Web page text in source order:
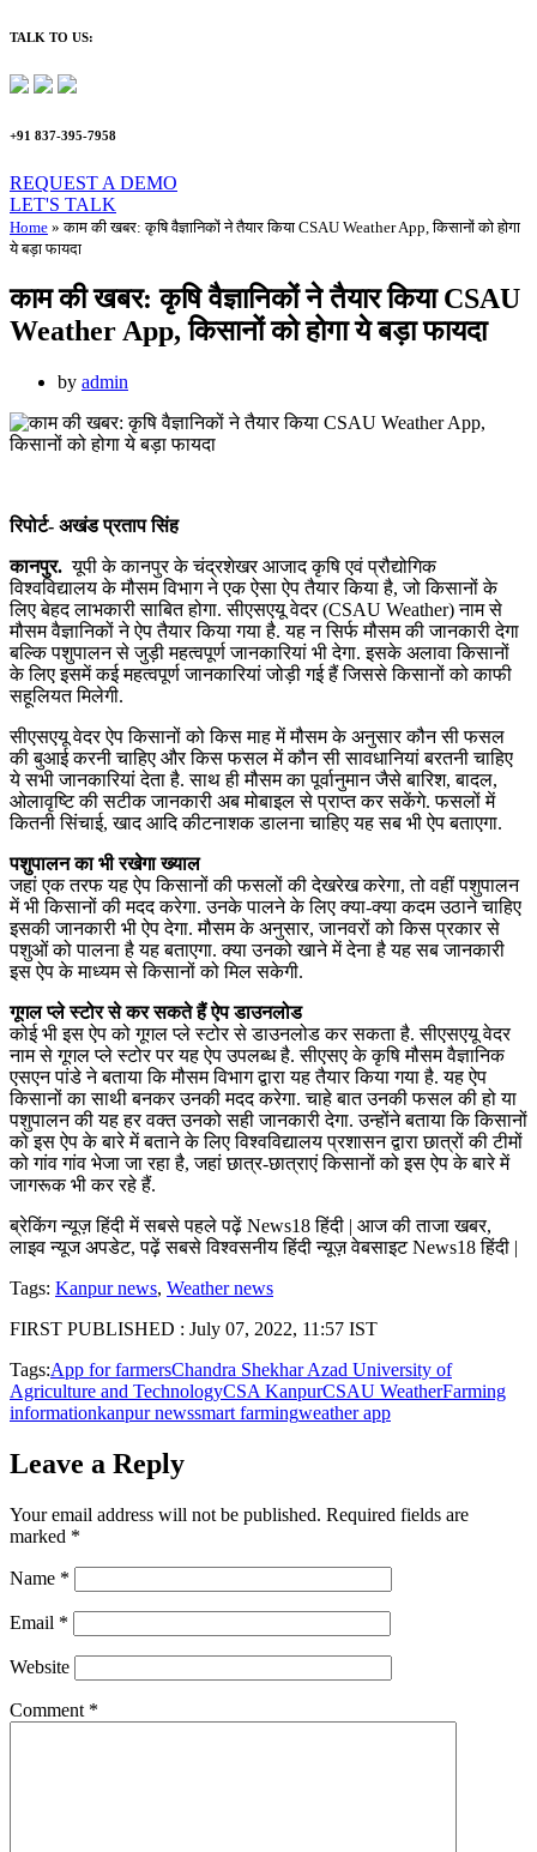
TALK TO US:
+91 837-395-7958
REQUEST A DEMO​
LET'S TALK
Home »काम की खबर: कृषि वैज्ञानिकों ने तैयार किया CSAU Weather App, किसानों को होगा
ये बड़ा फायदा
काम की खबर: कृषि वैज्ञानिकों ने तैयार किया CSAU
Weather App, किसानों को होगा ये बड़ा फायदा
by admin
रिपोर्ट- अखंड प्रताप सिंह
कानपुर. यूपी के कानपुर के चंद्रशेखर आजाद कृषि एवं प्रौद्योगिक
विश्वविद्यालय के मौसम विभाग ने एक ऐसा ऐप तैयार किया है, जो किसानों के
लिए बेहद लाभकारी साबित होगा. सीएसएयू वेदर (CSAU Weather) नाम से
मौसम वैज्ञानिकों ने ऐप तैयार किया गया है. यह न सिर्फ मौसम की जानकारी देगा
बल्कि पशुपालन से जुड़ी महत्वपूर्ण जानकारियां भी देगा. इसके अलावा किसानों
के लिए इसमें कई महत्वपूर्ण जानकारियां जोड़ी गई हैं जिससे किसानों को काफी
सहूलियत मिलेगी.
सीएसएयू वेदर ऐप किसानों को किस माह में मौसम के अनुसार कौन सी फसल
की बुआई करनी चाहिए और किस फसल में कौन सी सावधानियां बरतनी चाहिए
ये सभी जानकारियां देता है. साथ ही मौसम का पूर्वानुमान जैसे बारिश, बादल,
ओलावृष्टि की सटीक जानकारी अब मोबाइल से प्राप्त कर सकेंगे. फसलों में
कितनी सिंचाई, खाद आदि कीटनाशक डालना चाहिए यह सब भी ऐप बताएगा.
पशुपालन का भी रखेगा ख्याल
जहां एक तरफ यह ऐप किसानों की फसलों की देखरेख करेगा, तो वहीं पशुपालन
में भी किसानों की मदद करेगा. उनके पालने के लिए क्या-क्या कदम उठाने चाहिए
इसकी जानकारी भी ऐप देगा. मौसम के अनुसार, जानवरों को किस प्रकार से
पशुओं को पालना है यह बताएगा. क्या उनको खाने में देना है यह सब जानकारी
इस ऐप के माध्यम से किसानों को मिल सकेगी.
गूगल प्ले स्टोर से कर सकते हैं ऐप डाउनलोड
कोई भी इस ऐप को गूगल प्ले स्टोर से डाउनलोड कर सकता है. सीएसएयू वेदर
नाम से गूगल प्ले स्टोर पर यह ऐप उपलब्ध है. सीएसए के कृषि मौसम वैज्ञानिक
एसएन पांडे ने बताया कि मौसम विभाग द्वारा यह तैयार किया गया है. यह ऐप
किसानों का साथी बनकर उनकी मदद करेगा. चाहे बात उनकी फसल की हो या
पशुपालन की यह हर वक्त उनको सही जानकारी देगा. उन्होंने बताया कि किसानों
को इस ऐप के बारे में बताने के लिए विश्वविद्यालय प्रशासन द्वारा छात्रों की टीमों
को गांव गांव भेजा जा रहा है, जहां छात्र-छात्राएं किसानों को इस ऐप के बारे में
जागरूक भी कर रहे हैं.
ब्रेकिंग न्यूज़ हिंदी में सबसे पहले पढ़ें News18 हिंदी | आज की ताजा खबर,
लाइव न्यूज अपडेट, पढ़ें सबसे विश्वसनीय हिंदी न्यूज़ वेबसाइट News18 हिंदी |
Tags: Kanpur news, Weather news
FIRST PUBLISHED : July 07, 2022, 11:57 IST
Tags:App for farmersChandra Shekhar Azad University of
Agriculture and TechnologyCSA KanpurCSAU WeatherFarming
informationkanpur newssmart farmingweather app
Leave a Reply
Your email address will not be published. Required fields are
marked *
Name *
Email *
Website
Comment *